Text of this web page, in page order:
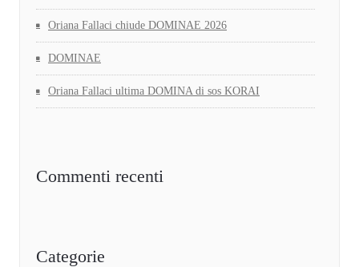
Oriana Fallaci chiude DOMINAE 2026
DOMINAE
Oriana Fallaci ultima DOMINA di sos KORAI
Commenti recenti
Categorie